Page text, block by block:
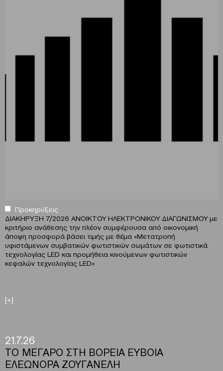
Προκηρύξεις
ΔΙΑΚΗΡΥΞΗ 7/2026 ΑΝΟΙΚΤΟΥ ΗΛΕΚΤΡΟΝΙΚΟΥ ΔΙΑΓΩΝΙΣΜΟΥ με
κριτήριο ανάθεσης την πλέον συμφέρουσα από οικονομική
άποψη προσφορά βάσει τιμής με θέμα «Μετατροπή
υφιστάμενων συμβατικών φωτιστικών σωμάτων σε φωτιστικά
τεχνολογίας LED και προμήθεια κινούμενων φωτιστικών
κεφαλών τεχνολογίας LED»
[+]
21.7.26
ΤΟ ΜΕΓΑΡΟ ΣΤΗ ΒΟΡΕΙΑ ΕΥΒΟΙΑ
ΕΛΕΩΝΟΡΑ ΖΟΥΓΑΝΕΛΗ